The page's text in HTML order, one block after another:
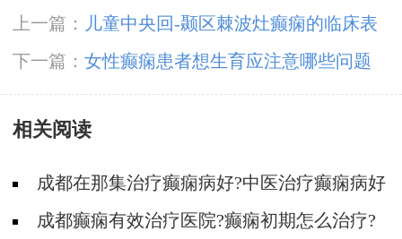
上一篇：
儿童中央回-颞区棘波灶癫痫的临床表
现有哪些吧
下一篇： 女性癫痫患者想生育应注意哪些问题
相关阅读
成都在那集治疗癫痫病好?中医治疗癫痫病好
吗?成都癫痫有效治疗医院?癫痫初期怎么治疗?